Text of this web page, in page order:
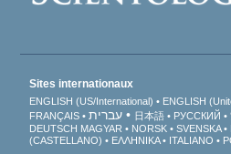
Sites internationaux
ENGLISH (US/International) ENGLISH
FRANÇAIS
עברית 日本語 РУССКИЙ
DEUTSCH MAGYAR NORSK SVENSKA
(CASTELLANO)
ΕΛΛΗΝΙΚA ITALIANO